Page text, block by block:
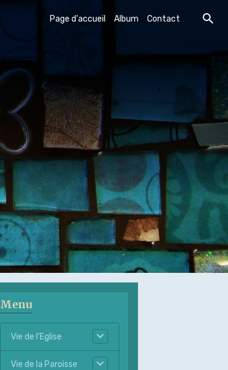
Page d'accueil Album Contact
Menu
Vie de l'Eglise
Vie de la Paroisse